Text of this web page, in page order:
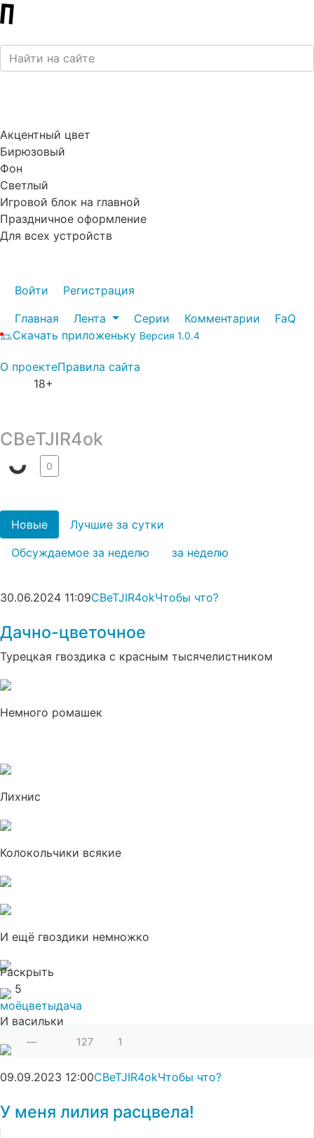
Акцентный цвет
Бирюзовый
Фон
Светлый
Игровой блок на главной
Праздничное оформление
Для всех устройств
Войти
Регистрация
Главная
Лента Серии Комментарии
FaQ
Скачать приложеньку Версия 1.0.4
О проектеПравила сайта
18+
CBeTJIR4ok
0
Новые
Лучшие за сутки
Обсуждаемое за неделю
за неделю
30.06.2024 11:09CBeTJIR4okЧтобы что?
Дачно-цветочное
Турецкая гвоздика с красным тысячелистником
Немного ромашек
Лихнис
Колокольчики всякие
И ещё гвоздики немножко
И васильки
Раскрыть
5
моёцветыдача
— 127 1
09.09.2023 12:00CBeTJIR4okЧтобы что?
У меня лилия расцвела!